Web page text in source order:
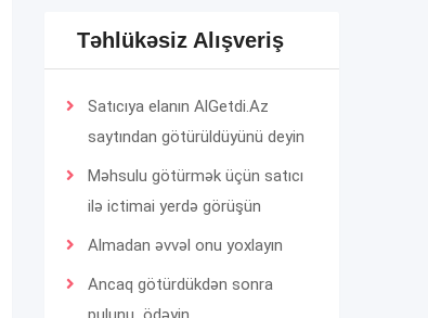
Təhlükəsiz Alışveriş
Satıcıya elanın AlGetdi.Az
saytından götürüldüyünü deyin
Məhsulu götürmək üçün satıcı
ilə ictimai yerdə görüşün
Almadan əvvəl onu yoxlayın
Ancaq götürdükdən sonra